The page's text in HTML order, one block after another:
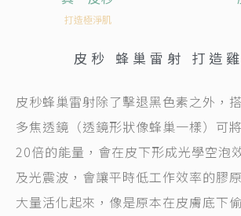
打造極淨肌
皮秒 蜂巢雷射 打 造 雞
皮秒蜂巢雷射除了擊退黑色素之外，
多焦透鏡（透鏡形狀像蜂巢一樣）可
20倍的能量，會在皮下形成光學空泡
及光震波，會讓平時低工作效率的膠
大量活化起來，像是原本在皮膚底下